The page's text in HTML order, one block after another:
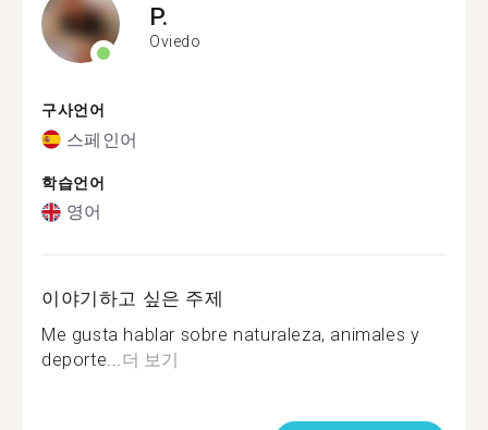
P.
Oviedo
구사언어
스페인어
학습언어
영어
이야기하고 싶은 주제
Me gusta hablar sobre naturaleza, animales y
deporte...더 보기